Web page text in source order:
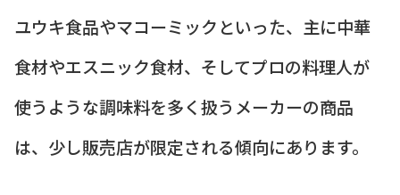
ユウキ食品やマコーミックといった、主に中華
食材やエスニック食材、そしてプロの料理人が
使うような調味料を多く扱うメーカーの商品
は、少し販売店が限定される傾向にあります。